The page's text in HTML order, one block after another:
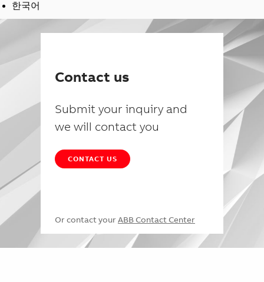
한국어
Contact us
Submit your inquiry and
we will contact you
CONTACT US
Or contact your ABB Contact Center